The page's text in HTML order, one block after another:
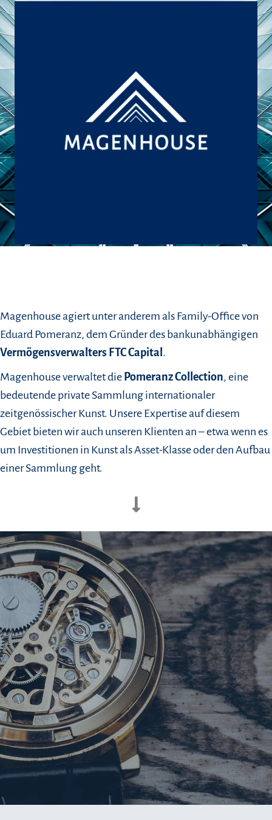
Magenhouse agiert unter anderem als Family-Office von
Eduard Pomeranz, dem Gründer des bankunabhängigen
Vermögensverwalters FTC Capital.
Magenhouse verwaltet die Pomeranz Collection, eine
bedeutende private Sammlung internationaler
zeitgenössischer Kunst. Unsere Expertise auf diesem
Gebiet bieten wir auch unseren Klienten an – etwa wenn es
um Investitionen in Kunst als Asset-Klasse oder den Aufbau
einer Sammlung geht.